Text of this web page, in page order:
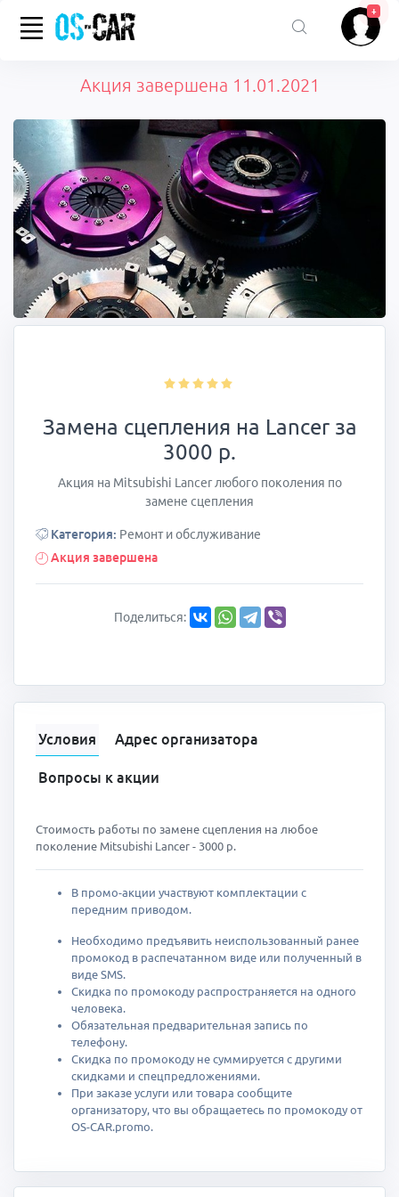
+
Акция завершена 11.01.2021
Замена сцепления на Lancer за
3000 р.
Акция на Mitsubishi Lancer любого поколения по
замене сцепления
Категория: Ремонт и обслуживание
Акция завершена
Поделиться:
Условия Адрес организатора
Вопросы к акции
Стоимость работы по замене сцепления на любое
поколение Mitsubishi Lancer - 3000 р.
В промо-акции участвуют комплектации с
передним приводом.
Необходимо предъявить неиспользованный ранее
промокод в распечатанном виде или полученный в
виде SMS.
Скидка по промокоду распространяется на одного
человека.
Обязательная предварительная запись по
телефону.
Скидка по промокоду не суммируется с другими
скидками и спецпредложениями.
При заказе услуги или товара сообщите
организатору, что вы обращаетесь по промокоду от
OS-CAR.promo.